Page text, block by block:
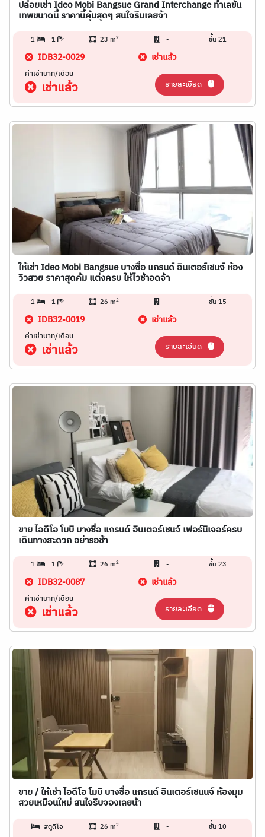
ปล่อยเช่า Ideo Mobi Bangsue Grand Interchange ทำเลขั้น
เทพขนาดนี้ ราคานี้คุ้มสุดๆ สนใจรีบเลยจ้า
1 1 23 m2 - ชั้น 21
IDB32-0029 เช่าแล้ว
ค่าเช่าบาท/เดือน
เช่าแล้ว รายละเอียด
ให้เช่า Ideo Mobi Bangsue บางซื่อ แกรนด์ อินเตอร์เชนจ์ ห้อง
วิวสวย ราคาสุดค้ม แต่งครบ ให้ไวช้าอดจ้า
1 1 26 m2 - ชั้น 15
IDB32-0019 เช่าแล้ว
ค่าเช่าบาท/เดือน
เช่าแล้ว รายละเอียด
ขาย ไอดีโอ โมบิ บางซื่อ แกรนด์ อินเตอร์เชนจ์ เฟอร์นิเจอร์ครบ
เดินทางสะดวก อย่ารอช้า
1 1 26 m2 - ชั้น 23
IDB32-0087 เช่าแล้ว
ค่าเช่าบาท/เดือน
เช่าแล้ว รายละเอียด
ขาย / ให้เช่า ไอดีโอ โมบิ บางซื่อ แกรนด์ อินเตอร์เชนนจ์ ห้องมุม
สวยเหมือนใหม่ สนใจรีบจองเลยน้า
สตูดิโอ 26 m2 - ชั้น 10